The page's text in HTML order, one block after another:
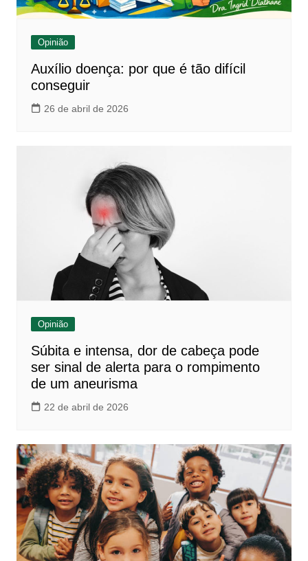
Opinião
Auxílio doença: por que é tão difícil
conseguir
26 de abril de 2026
Opinião
Súbita e intensa, dor de cabeça pode
ser sinal de alerta para o rompimento
de um aneurisma
22 de abril de 2026